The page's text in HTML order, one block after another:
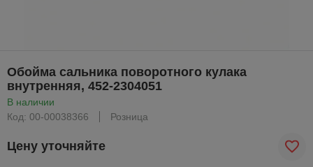
Обойма сальника поворотного кулака
внутренняя, 452-2304051
В наличии
Код: 00-00038366
Розница
Цену уточняйте